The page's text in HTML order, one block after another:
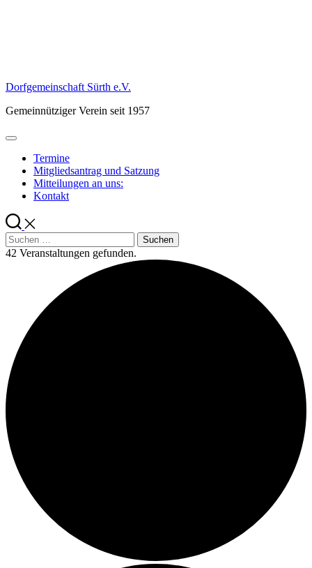
Dorfgemeinschaft Sürth e.V.
Gemeinnütziger Verein seit 1957
Termine
Mitgliedsantrag und Satzung
Mitteilungen an uns:
Kontakt
Suchen
nach:
42 Veranstaltungen gefunden.